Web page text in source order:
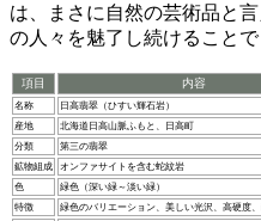
は、まさに自然の芸術品と
の人々を魅了し続けることで
項目 内容
名称
日高翡翠（ひすい輝石岩）
産地
北海道日高山脈ふもと、日高町
分類
第三の翡翠
鉱物組成
オンファサイトを含む蛇紋岩
色
緑色（深い緑～淡い緑）
特徴
緑色のバリエーション、美しい光沢、高硬度